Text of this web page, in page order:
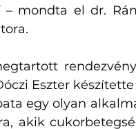
– mondta el dr.
Eszter
egy olyan